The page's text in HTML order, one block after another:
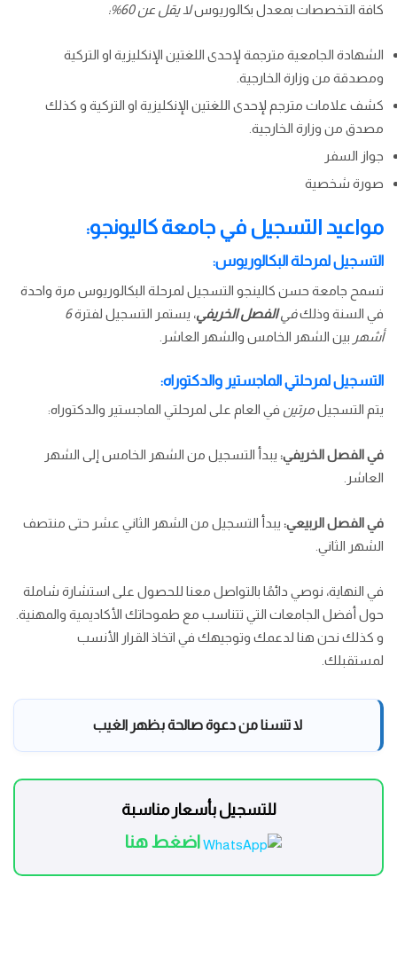
كافة التخصصات بمعدل بكالوريوسلا يقل عن 60%:
الشهادة الجامعية مترجمة لإحدى اللغتين الإنكليزية او التركية
ومصدقة من وزارة الخارجية.
كشف علامات مترجم لإحدى اللغتين الإنكليزية او التركية و كذلك
مصدق من وزارة الخارجية.
جواز السفر
صورة شخصية
مواعيد التسجيل في جامعة كاليونجو:
التسجيل لمرحلة البكالوريوس:
تسمح جامعة حسن كالينجو التسجيل لمرحلة البكالوريوس مرة واحدة
في السنة وذلكفيالفصل الخريفي، يستمر التسجيل لفترة6
أشهر بين الشهر الخامس والشهر العاشر.
التسجيل لمرحلتي الماجستير والدكتوراه:
يتم التسجيلمرتين في العام على لمرحلتي الماجستير والدكتوراه:
في الفصل الخريفي: يبدأ التسجيل من الشهر الخامس إلى الشهر
العاشر.
في الفصل الربيعي: يبدأ التسجيل من الشهر الثاني عشر حتى منتصف
الشهر الثاني.
في النهاية، نوصي دائمًا بالتواصل معنا للحصول على استشارة شاملة
حول أفضل الجامعات التي تتناسب مع طموحاتك الأكاديمية والمهنية.
و كذلك نحن هنا لدعمك وتوجيهك في اتخاذ القرار الأنسب
لمستقبلك.
لا تنسنا من دعوة صالحة بظهر الغيب
للتسجيل بأسعار مناسبة
اضغط هنا